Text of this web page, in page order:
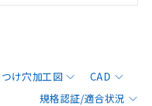
け穴加工図
CAD
規格認証/適合状況